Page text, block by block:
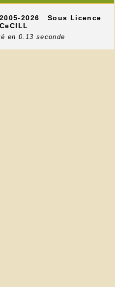
2026
Sous Licence
en 0.13 seconde